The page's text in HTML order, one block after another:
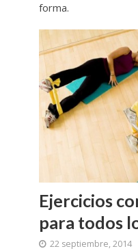
forma.
Ejercicios
para todos
22 septiembre, 2014